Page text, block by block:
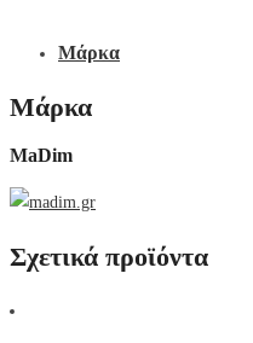
Μάρκα
Μάρκα
MaDim
Σχετικά προϊόντα